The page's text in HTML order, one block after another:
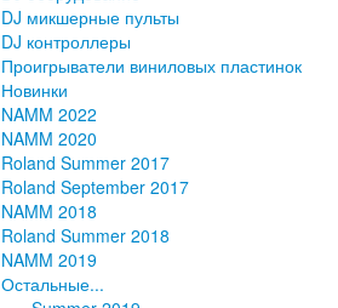
DJ микшерные пульты
DJ контроллеры
Проигрыватели виниловых пластинок
Новинки
NAMM 2022
NAMM 2020
Roland Summer 2017
Roland September 2017
NAMM 2018
Roland Summer 2018
NAMM 2019
Остальные...